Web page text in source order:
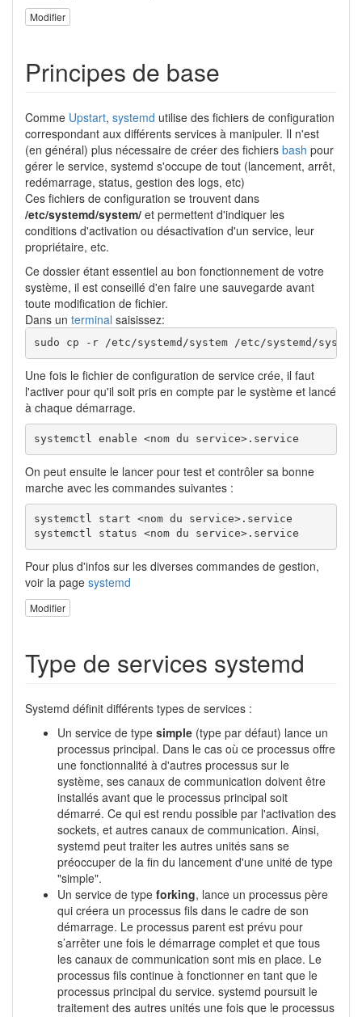
Modifier
Principes de base
Comme Upstart, systemd utilise des fichiers de configuration
correspondant aux différents services à manipuler. Il n'est
(en général) plus nécessaire de créer des fichiers bash pour
gérer le service, systemd s'occupe de tout (lancement, arrêt,
redémarrage, status, gestion des logs, etc)
Ces fichiers de configuration se trouvent dans
/etc/systemd/system/ et permettent d'indiquer les
conditions d'activation ou désactivation d'un service, leur
propriétaire, etc.
Ce dossier étant essentiel au bon fonctionnement de votre
système, il est conseillé d'en faire une sauvegarde avant
toute modification de fichier.
Dans un terminal saisissez:
sudo cp -r /etc/systemd/system /etc/systemd/
Une fois le fichier de configuration de service crée, il faut
l'activer pour qu'il soit pris en compte par le système et lancé
à chaque démarrage.
systemctl enable <nom du service>.service
On peut ensuite le lancer pour test et contrôler sa bonne
marche avec les commandes suivantes :
systemctl start <nom du service>.service
systemctl status <nom du service>.service
Pour plus d'infos sur les diverses commandes de gestion,
voir la page systemd
Modifier
Type de services systemd
Systemd définit différents types de services :
Un service de type simple (type par défaut) lance un
processus principal. Dans le cas où ce processus offre
une fonctionnalité à d'autres processus sur le
système, ses canaux de communication doivent être
installés avant que le processus principal soit
démarré. Ce qui est rendu possible par l'activation des
sockets, et autres canaux de communication. Ainsi,
systemd peut traiter les autres unités sans se
préoccuper de la fin du lancement d'une unité de type
"simple".
Un service de type forking, lance un processus père
qui créera un processus fils dans le cadre de son
démarrage. Le processus parent est prévu pour
s’arrêter une fois le démarrage complet et que tous
les canaux de communication sont mis en place. Le
processus fils continue à fonctionner en tant que le
processus principal du service. systemd poursuit le
traitement des autres unités une fois que le processus